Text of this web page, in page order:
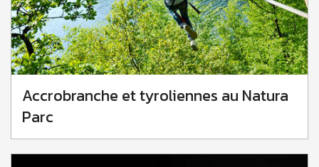
Accrobranche et tyroliennes au Natura
Parc